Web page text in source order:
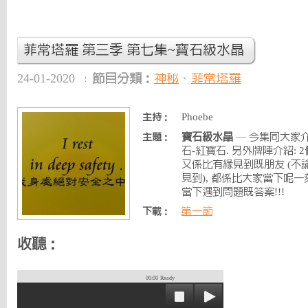
菲常塔羅 第三季 第七集~寶石級水晶
24-01-2020 節目分類： 神秘 、 菲常塔羅
主持： Phoebe
主題： 寶石級水晶 — 今集同大家
石-紅寶石. 另外牌陣介紹:
又係比有緣見到既朋友 (不
見到), 都係比大家當下呢
當下遇到問題既答案!!!
下載： 第一節
收聽：
00:00 Ready